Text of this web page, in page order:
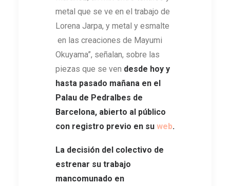
metal que se ve en el trabajo de
Lorena Jarpa, y metal y esmalte
en las creaciones de Mayumi
Okuyama”, señalan, sobre las
piezas que se ven desde hoy y
hasta pasado mañana en el
Palau de Pedralbes de
Barcelona, abierto al público
con registro previo en su web.
La decisión del colectivo de
estrenar su trabajo
mancomunado en